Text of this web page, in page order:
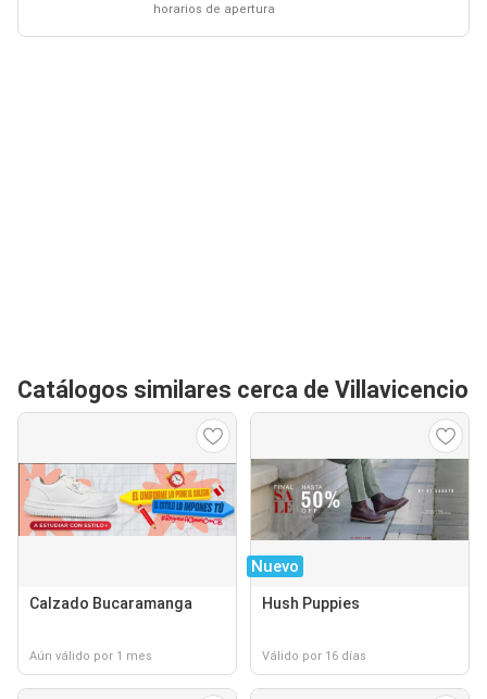
horarios de apertura
Catálogos similares cerca de Villavicencio
Calzado Bucaramanga
Aún válido por 1 mes
Nuevo
Hush Puppies
Válido por 16 días